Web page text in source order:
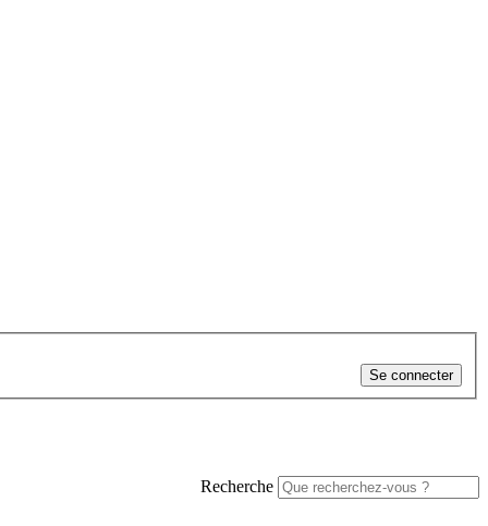
Se connecter
Recherche